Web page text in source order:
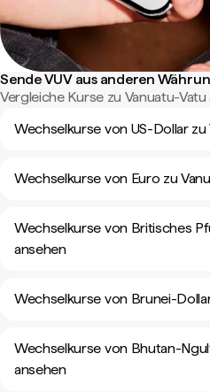
Sende VUV aus anderen
Vergleiche Kurse zu Vanuatu-Vatu
Wechselkurse von US-Dollar
Wechselkurse von Euro zu
Wechselkurse von Britisches
ansehen
Wechselkurse von Brunei-
Wechselkurse von Bhutan-
ansehen